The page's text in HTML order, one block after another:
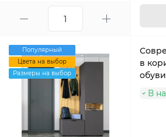
Популярный
Цвета на выбор
Размеры на выбор
в
В